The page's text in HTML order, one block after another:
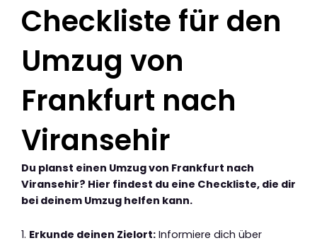
Checkliste für den
Umzug von
Frankfurt nach
Viransehir
Du planst einen Umzug von Frankfurt nach
Viransehir? Hier findest du eine Checkliste, die dir
bei deinem Umzug helfen kann.
1. Erkunde deinen Zielort: Informiere dich über